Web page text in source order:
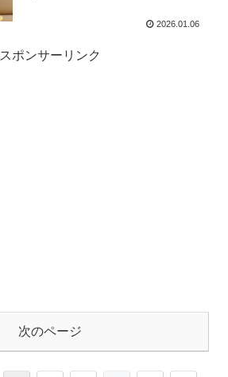
2026.01.06
スポンサーリンク
次のページ